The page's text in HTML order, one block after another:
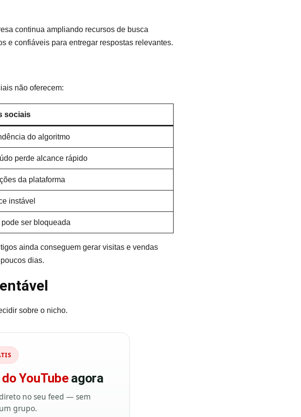
continua ampliando recursos de busca
e confiáveis para entregar respostas relevantes.
não oferecem:
sociais
do algoritmo
perde alcance rápido
da plataforma
instável
ser bloqueada
ainda conseguem gerar visitas e vendas
dias.
sobre o nicho.
YouTubeagora
no seu feed — sem
grupo.